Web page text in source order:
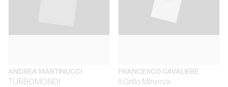
ANDREA MARTINUCCI
TURBOMONDI
FRANCESCO CAVALIERE
Il Grillo Minerva